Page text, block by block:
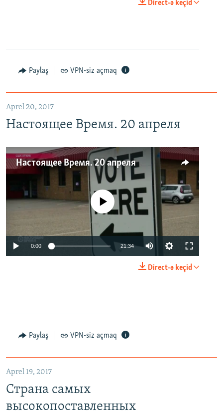
Direct-ə keçid
Paylaş VPN-siz açmaq
Aprel 20, 2017
Настоящее Время. 20 апреля
Настоящее Время. 20 апреля
No media source currently available
0:00 21:34
Direct-ə keçid
Paylaş VPN-siz açmaq
Aprel 19, 2017
Страна самых
высокопоставленных